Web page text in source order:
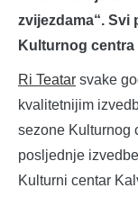
zvijezdama“. Svi
Kulturnog
Ri Teatar svake
kvalitetnijim
sezone Kulturnog
posljednje
Kulturni centar